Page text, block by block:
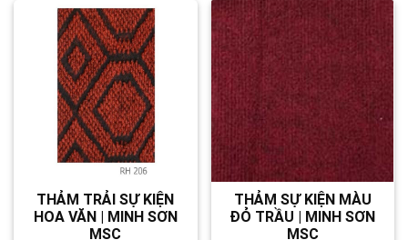
THẢM TRẢI SỰ KIỆN
HOA VĂN | MINH SƠN
MSC
THẢM SỰ KIỆN MÀU
ĐỎ TRẦU | MINH SƠN
MSC